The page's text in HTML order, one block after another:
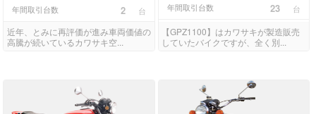
年間取引台数 2 台
近年、とみに再評価が進み車両価値の
高騰が続いているカワサキ空...
年間取引台数 23 台
【GPZ1100】はカワサキが製造販売
していたバイクですが、全く別...